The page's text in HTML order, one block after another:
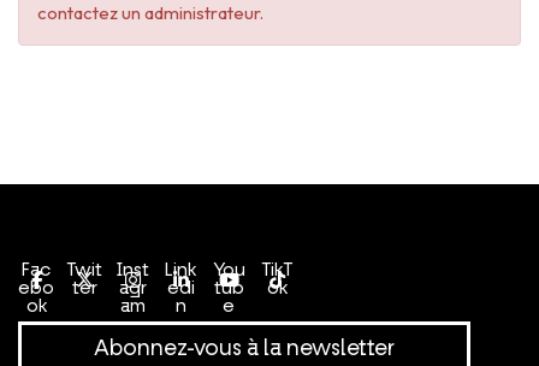
contactez un administrateur.
Fac
ebo
ok
Twit
ter
Inst
agr
am
Link
edi
n
You
tub
e
TikT
ok
Abonnez-vous à la newsletter